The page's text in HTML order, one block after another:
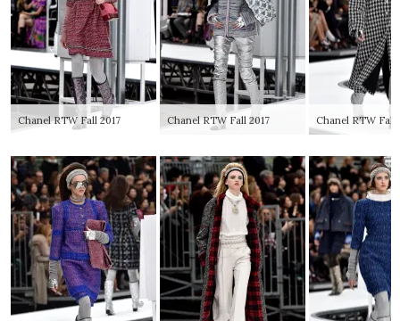
Chanel RTW Fall 2017 Chanel RTW Fall 2017 Chanel RTW Fall